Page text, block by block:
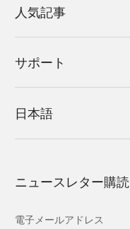
人気記事
サポート
日本語
ニュースレター購読